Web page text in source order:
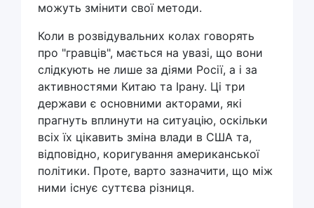
можуть змінити свої методи.
Коли в розвідувальних колах говорять
про "гравців", мається на увазі, що вони
слідкують не лише за діями Росії, а і за
активностями Китаю та Ірану. Ці три
держави є основними акторами, які
прагнуть вплинути на ситуацію, оскільки
всіх їх цікавить зміна влади в США та,
відповідно, коригування американської
політики. Проте, варто зазначити, що між
ними існує суттєва різниця.